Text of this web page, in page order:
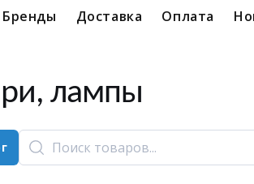
Бренды Доставка Оплата
лампы